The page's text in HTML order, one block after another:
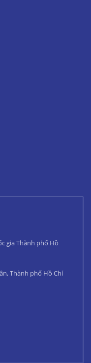
gia Thành phố Hồ
Thành phố Hồ Chí